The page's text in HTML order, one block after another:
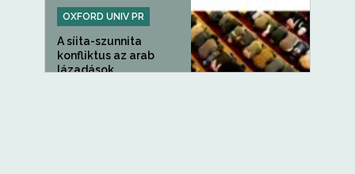
OXFORD UNIV PR
A síita-szunnita
konfliktus az arab
lázadások...